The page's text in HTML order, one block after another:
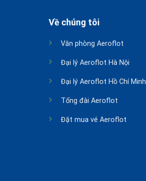
Về chúng tôi
Văn phòng Aeroflot
Đại lý Aeroflot Hà Nội
Đại lý Aeroflot Hồ Chí Minh
Tổng đài Aeroflot
Đặt mua vé Aeroflot